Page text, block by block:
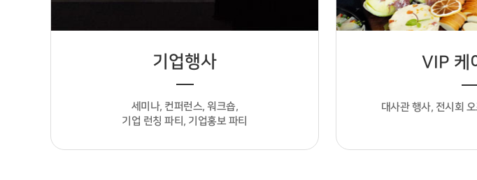
기업행사
세미나, 컨퍼런스, 워크숍,
기업 런칭 파티, 기업홍보 파티
VIP 케
대사관 행사, 전시회